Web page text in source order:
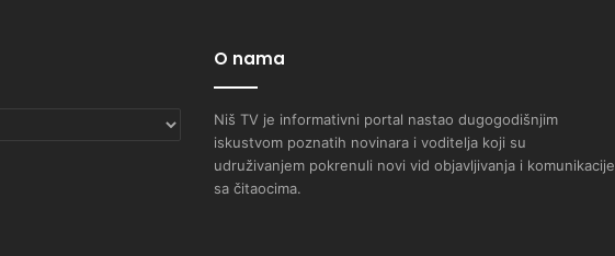
O nama
Niš TV je informativni portal nastao dugogodišnjim
iskustvom poznatih novinara i voditelja koji su
udruživanjem pokrenuli novi vid objavljivanja i komunikacije
sa čitaocima.